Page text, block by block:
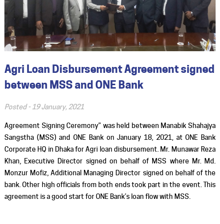
Agri Loan Disbursement Agreement signed
between MSS and ONE Bank
Posted - 19 January, 2021
Agreement Signing Ceremony” was held between Manabik Shahajya
Sangstha (MSS) and ONE Bank on January 18, 2021, at ONE Bank
Corporate HQ in Dhaka for Agri loan disbursement. Mr. Munawar Reza
Khan, Executive Director signed on behalf of MSS where Mr. Md.
Monzur Mofiz, Additional Managing Director signed on behalf of the
bank. Other high officials from both ends took part in the event. This
agreement is a good start for ONE Bank’s loan flow with MSS.